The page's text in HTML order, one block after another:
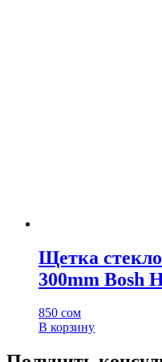
Щетка
300mm Bosh
850 сом
В корзину